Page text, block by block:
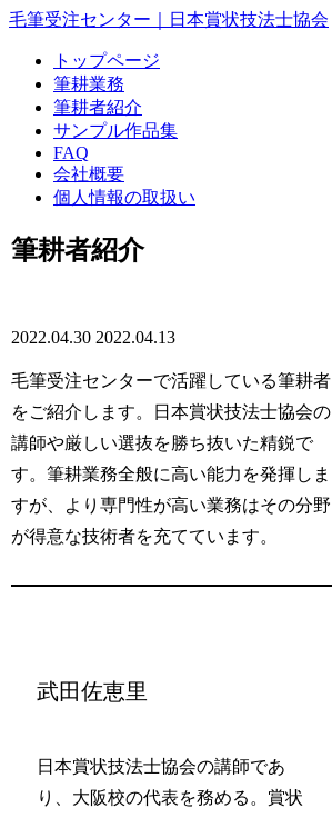
毛筆受注センター｜日本賞状技法士協会
トップページ
筆耕業務
筆耕者紹介
サンプル作品集
FAQ
会社概要
個人情報の取扱い
筆耕者紹介
2022.04.30 2022.04.13
毛筆受注センターで活躍している筆耕者
をご紹介します。日本賞状技法士協会の
講師や厳しい選抜を勝ち抜いた精鋭で
す。筆耕業務全般に高い能力を発揮しま
すが、より専門性が高い業務はその分野
が得意な技術者を充てています。
武田佐恵里
日本賞状技法士協会の講師であ
り、大阪校の代表を務める。賞状